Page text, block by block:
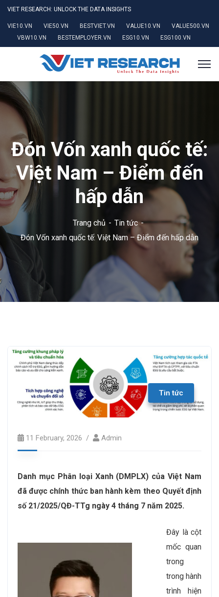
VIET RESEARCH: UNLOCK THE DATA INSIGHTS
VIE10.VN VIE50.VN BESTVIET.VN VALUE10.VN
VALUE500.VN
VBW10.VN
BESTEMPLOYER.VN ESG10.VN ESG100.VN
Đón Vốn xanh quốc tế:
Việt Nam – Điểm đến
hấp dẫn
Trang chủ
Tin tức
Đón Vốn xanh quốc tế: Việt Nam – Điểm đến hấp dẫn
Tin tức
11 February, 2026 Admin
Danh mục Phân loại Xanh (DMPLX) của Việt Nam
đã được chính thức ban hành kèm theo Quyết định
số 21/2025/QĐ-TTg ngày 4 tháng 7 năm 2025.
Đây là cột
mốc quan
trong
trong hành
trình hiện